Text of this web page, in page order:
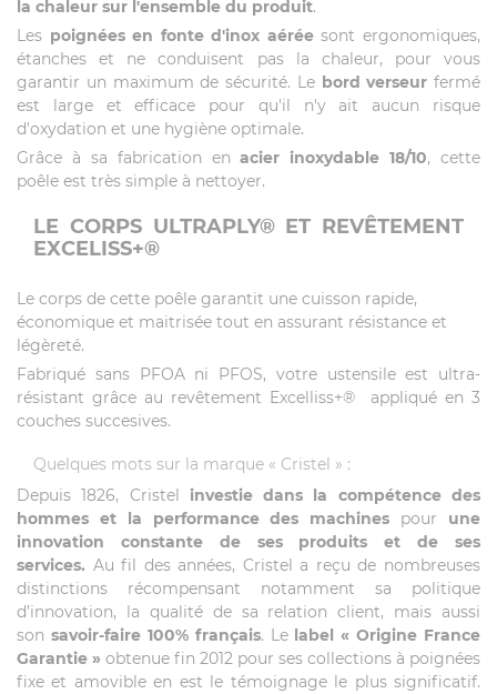
la chaleur sur l'ensemble du produit.
Les poignées en fonte d'inox aéréesont ergonomiques,
étanches et ne conduisent pas la chaleur, pour vous
garantir un maximum de sécurité. Lebord verseur fermé
est large et efficace pour qu'il n'y ait aucun risque
d'oxydation et une hygiène optimale.
Grâce à sa fabrication enacier inoxydable 18/10, cette
poêle est très simple à nettoyer.
LE CORPS ULTRAPLY® ET REVÊTEMENT
EXCELISS+®
Le corps de cette poêle garantit une cuisson rapide,
économique et maitrisée tout en assurant résistance et
légèreté.
Fabriqué sans PFOA ni PFOS, votre ustensile est ultra-
résistant grâce au revêtement Excelliss+® appliqué en 3
couches succesives.
Quelques mots sur la marque « Cristel » :
Depuis 1826, Cristel investie dans la compétence des
hommes et la performance des machines pour une
innovation constante de ses produits et de ses
services. Au fil des années, Cristel a reçu de nombreuses
distinctions récompensant notamment sa politique
d’innovation, la qualité de sa relation client, mais aussi
son savoir-faire 100% français. Le label
« Origine France
Garantie » obtenue fin 2012 pour ses collections à poignées
fixe et amovible en est le témoignage le plus significatif.